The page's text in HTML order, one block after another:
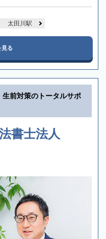
太田川駅
見る
生前対策のトータルサポ
書士法人